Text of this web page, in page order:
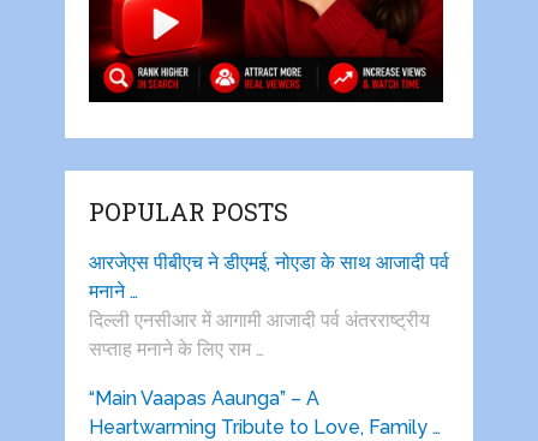
POPULAR POSTS
आरजेएस पीबीएच ने डीएमई, नोएडा के साथ आजादी पर्व
मनाने …
दिल्ली एनसीआर में आगामी आजादी पर्व अंतरराष्ट्रीय
सप्ताह मनाने के लिए राम …
“Main Vaapas Aaunga” – A
Heartwarming Tribute to Love, Family …